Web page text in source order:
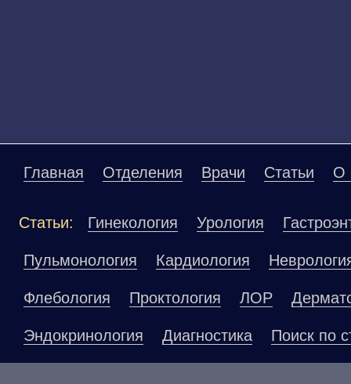
Главная Отделения Врачи Статьи О
Статьи: Гинекология Урология
Пульмонология Кардиология
Флебология Проктология ЛОР
Эндокринология Диагностика Поиск по